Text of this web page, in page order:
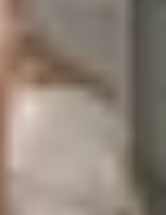
để quản lý những
nhiễu, nhưng chúng
từng chế độ để tối
iPhone sẽ chuyển
độ được kích hoạt,